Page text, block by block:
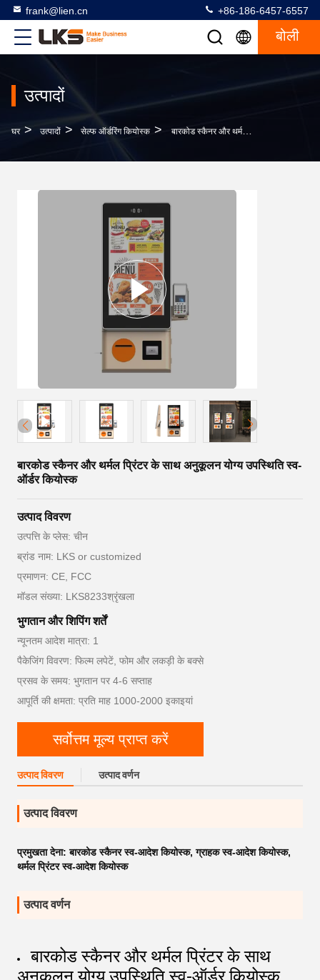
frank@lien.cn +86-186-6457-6557
बोली
उत्पादों
घर > उत्पादों > सेल्फ ऑर्डरिंग कियोस्क > बारकोड स्कैनर और थर्मल प्रिंटर के साथ अनुकूलन योग्य उपस्थिति स्व-ऑर्डर कियोस्क
बारकोड स्कैनर और थर्मल प्रिंटर के साथ अनुकूलन योग्य उपस्थिति स्व-
ऑर्डर कियोस्क
उत्पाद विवरण
उत्पत्ति के प्लेस: चीन
ब्रांड नाम: LKS or customized
प्रमाणन: CE, FCC
मॉडल संख्या: LKS8233श्रृंखला
भुगतान और शिपिंग शर्तें
न्यूनतम आदेश मात्रा: 1
पैकेजिंग विवरण: फिल्म लपेटें, फोम और लकड़ी के बक्से
प्रसव के समय: भुगतान पर 4-6 सप्ताह
आपूर्ति की क्षमता: प्रति माह 1000-2000 इकाइयां
सर्वोत्तम मूल्य प्राप्त करें
उत्पाद विवरण उत्पाद वर्णन
उत्पाद विवरण
प्रमुखता देना:बारकोड स्कैनर स्व-आदेश कियोस्क,ग्राहक स्व-आदेश कियोस्क,
थर्मल प्रिंटर स्व-आदेश कियोस्क
उत्पाद वर्णन
बारकोड स्कैनर और थर्मल प्रिंटर के साथ